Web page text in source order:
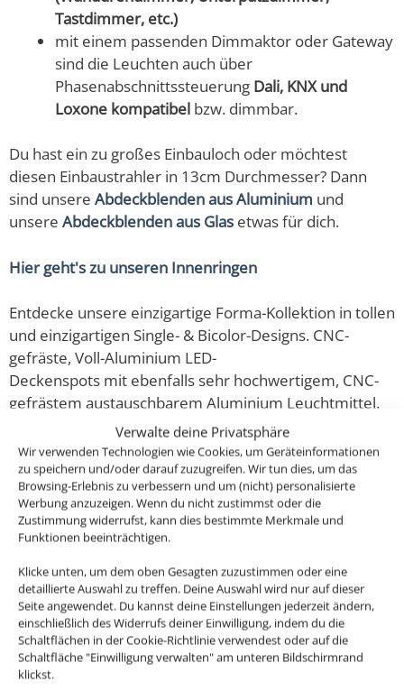
Verwalte deine Privatsphäre
Wir verwenden Technologien wie Cookies, um Geräteinformationen
zu speichern und/oder darauf zuzugreifen. Wir tun dies, um das
Browsing-Erlebnis zu verbessern und um (nicht) personalisierte
Werbung anzuzeigen. Wenn du nicht zustimmst oder die
Zustimmung widerrufst, kann dies bestimmte Merkmale und
Funktionen beeinträchtigen.
Klicke unten, um dem oben Gesagten zuzustimmen oder eine
detaillierte Auswahl zu treffen. Deine Auswahl wird nur auf dieser
Seite angewendet. Du kannst deine Einstellungen jederzeit ändern,
einschließlich des Widerrufs deiner Einwilligung, indem du die
Schaltflächen in der Cookie-Richtlinie verwendest oder auf die
Schaltfläche "Einwilligung verwalten" am unteren Bildschirmrand
klickst.
Tastdimmer, etc.)
mit einem passenden Dimmaktor oder Gateway
sind die Leuchten auch über
Phasenabschnittssteuerung Dali, KNX und
Loxone kompatibel bzw. dimmbar.
Du hast ein zu großes Einbauloch oder möchtest
diesen Einbaustrahler in 13cm Durchmesser? Dann
sind unsere Abdeckblenden aus Aluminium und
unsere Abdeckblenden aus Glas etwas für dich.
Hier geht's zu unseren Innenringen
Entdecke unsere einzigartige Forma-Kollektion in tollen
und einzigartigen Single- & Bicolor-Designs. CNC-
gefräste, Voll-Aluminium LED-
Deckenspots mit ebenfalls sehr hochwertigem, CNC-
gefrästem austauschbarem Aluminium Leuchtmittel.
Diese ultra flachen, dimmbaren LED-Einbaustrahler im
silber-gebürsteten Design sehen nicht nur super edel
& modern aus, sondern erzeugen auch ein helles und
sehr angenehmes Licht für deine Wohnräume und das
mit 80-90% weniger Energieverbrauch im Gegensatz
zu den alten Halogenlampen.
Passendes Zubehör: